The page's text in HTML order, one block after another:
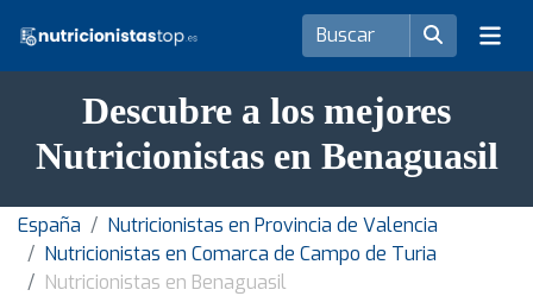
Descubre a los mejores
Nutricionistas en Benaguasil
España
Nutricionistas en Provincia de Valencia
Nutricionistas en Comarca de Campo de Turia
Nutricionistas en Benaguasil